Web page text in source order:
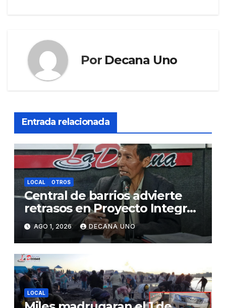
Por Decana Uno
Entrada relacionada
LOCAL OTROS
Central de barrios advierte
retrasos en Proyecto Integral
de Agua y Alcantarillado para
Juliaca
AGO 1, 2026 DECANA UNO
LOCAL